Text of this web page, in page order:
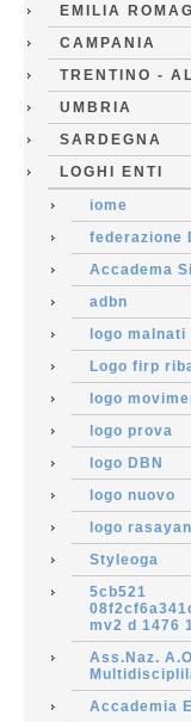
EMILIA
CAMPANIA
TRENTINO -
UMBRIA
SARDEGNA
LOGHI ENTI
iome
federazione
Accadema
adbn
logo malnati
Logo firp
logo
logo prova
logo DBN
logo nuovo
logo
Styleoga
5cb521
mv2 d 1476
Ass.Naz.
Accademia